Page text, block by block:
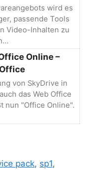
wird es
passende Tools
Video-Inhalten zu
Online –
von SkyDrive in
das Web Office
nun "Office Online".
pack, sp1,